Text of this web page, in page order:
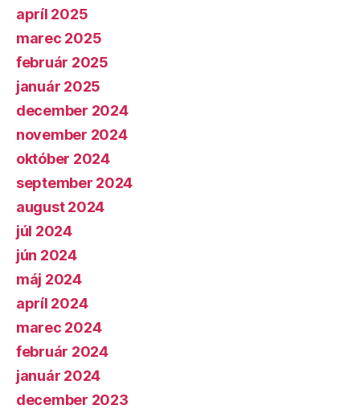
apríl 2025
marec 2025
február 2025
január 2025
december 2024
november 2024
október 2024
september 2024
august 2024
júl 2024
jún 2024
máj 2024
apríl 2024
marec 2024
február 2024
január 2024
december 2023